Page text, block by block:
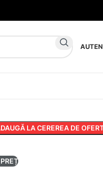
LA CEREREA DE